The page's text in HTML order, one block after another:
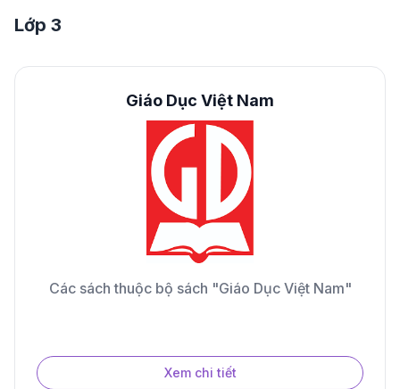
Lớp 3
Giáo Dục Việt Nam
Các sách thuộc bộ sách "Giáo Dục Việt Nam"
Xem chi tiết